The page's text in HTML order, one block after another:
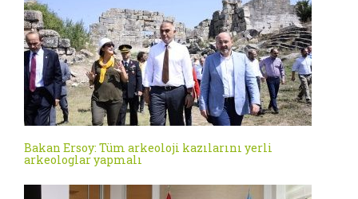
Bakan Ersoy: Tüm arkeoloji kazılarını yerli
arkeologlar yapmalı